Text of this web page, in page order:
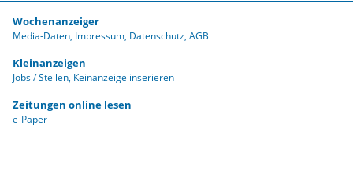
Wochenanzeiger
Media-Daten Impressum Datenschutz AGB
Kleinanzeigen
Jobs / Stellen Keinanzeige inserieren
Zeitungen online lesen
e-Paper